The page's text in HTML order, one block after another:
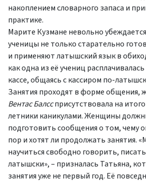
накоплением словарного запаса и
практике.
Марите Кузмане невольно
ученицы не только старательно
и применяют латышский язык в
как одна из её учениц
кассе, общаясь с кассиром по-
Занятия проходят в форме общения,
Вентас Балссприсутствовала на
летники каникулами. Женщины
подготовить сообщения о том, чему
пор и хотят ли продолжать занятия.
научиться свободно говорить,
латышски», – призналась Татьяна,
занятия уже не первый год. Её